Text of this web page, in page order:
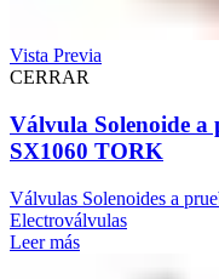
Vista Previa
CERRAR
Válvula Solenoide a
SX1060 TORK
Válvulas Solenoides a
Electroválvulas
Leer más